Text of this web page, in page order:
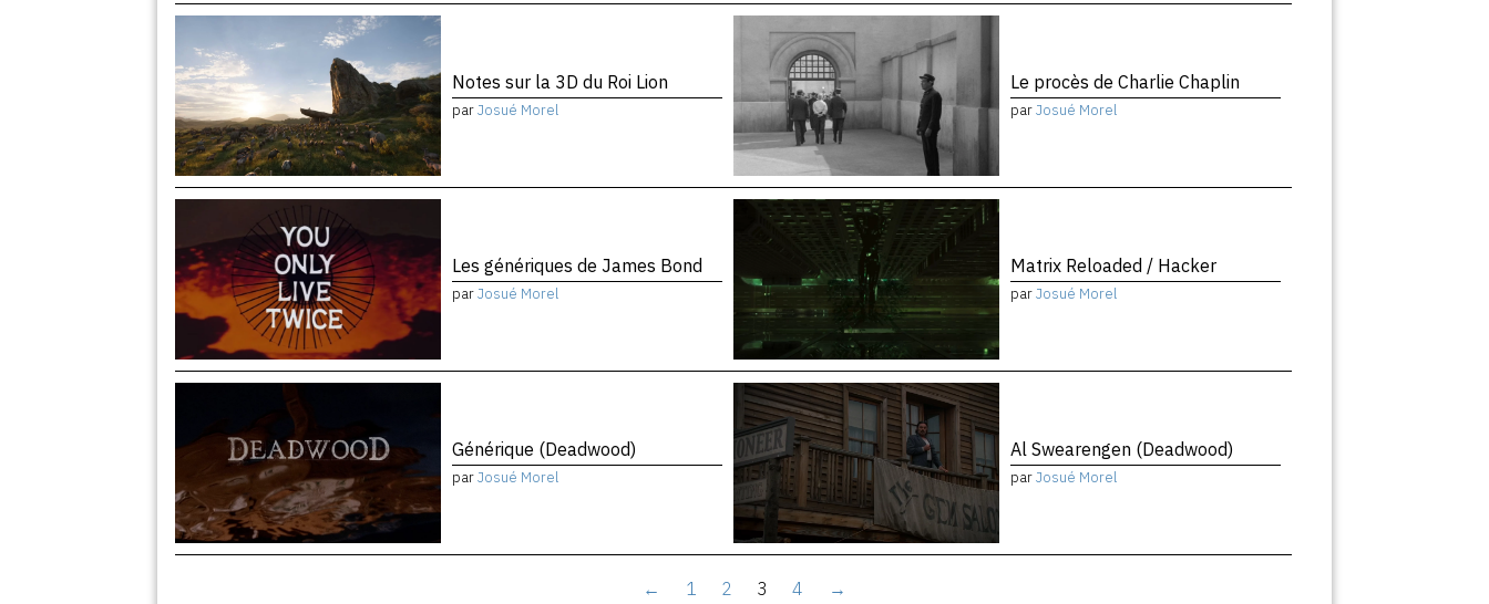
Notes sur la 3D du Roi Lion
parJosué Morel
Le procès de Charlie Chaplin
parJosué Morel
Les génériques de James Bond
parJosué Morel
Matrix Reloaded / Hacker
parJosué Morel
Générique (Deadwood)
parJosué Morel
Al Swearengen (Deadwood)
parJosué Morel
← 1 2 3 4 →